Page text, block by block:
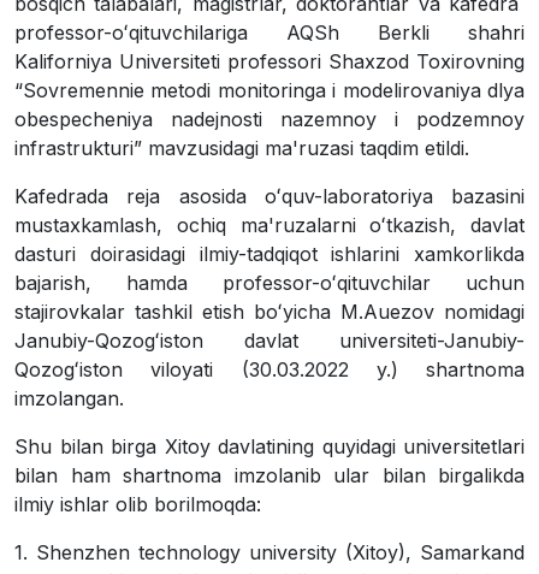
professor-oʻqituvchilariga AQSh Berkli shahri
Kaliforniya Universiteti professori Shaxzod Toxirovning
“Sovremennie metodi monitoringa i modelirovaniya dlya
obespecheniya nadejnosti nazemnoy i podzemnoy
infrastrukturi” mavzusidagi ma'ruzasi taqdim etildi.
Kafedrada reja asosida oʻquv-laboratoriya bazasini
mustaxkamlash, ochiq ma'ruzalarni oʻtkazish, davlat
dasturi doirasidagi ilmiy-tadqiqot ishlarini xamkorlikda
bajarish, hamda professor-oʻqituvchilar uchun
stajirovkalar tashkil etish boʻyicha M.Auezov nomidagi
Janubiy-Qozogʻiston davlat universiteti-Janubiy-
Qozogʻiston viloyati (30.03.2022 y.) shartnoma
imzolangan.
Shu bilan birga Xitoy davlatining quyidagi universitetlari
bilan ham shartnoma imzolanib ular bilan birgalikda
ilmiy ishlar olib borilmoqda:
1. Shenzhen technology university (Xitoy), Samarkand